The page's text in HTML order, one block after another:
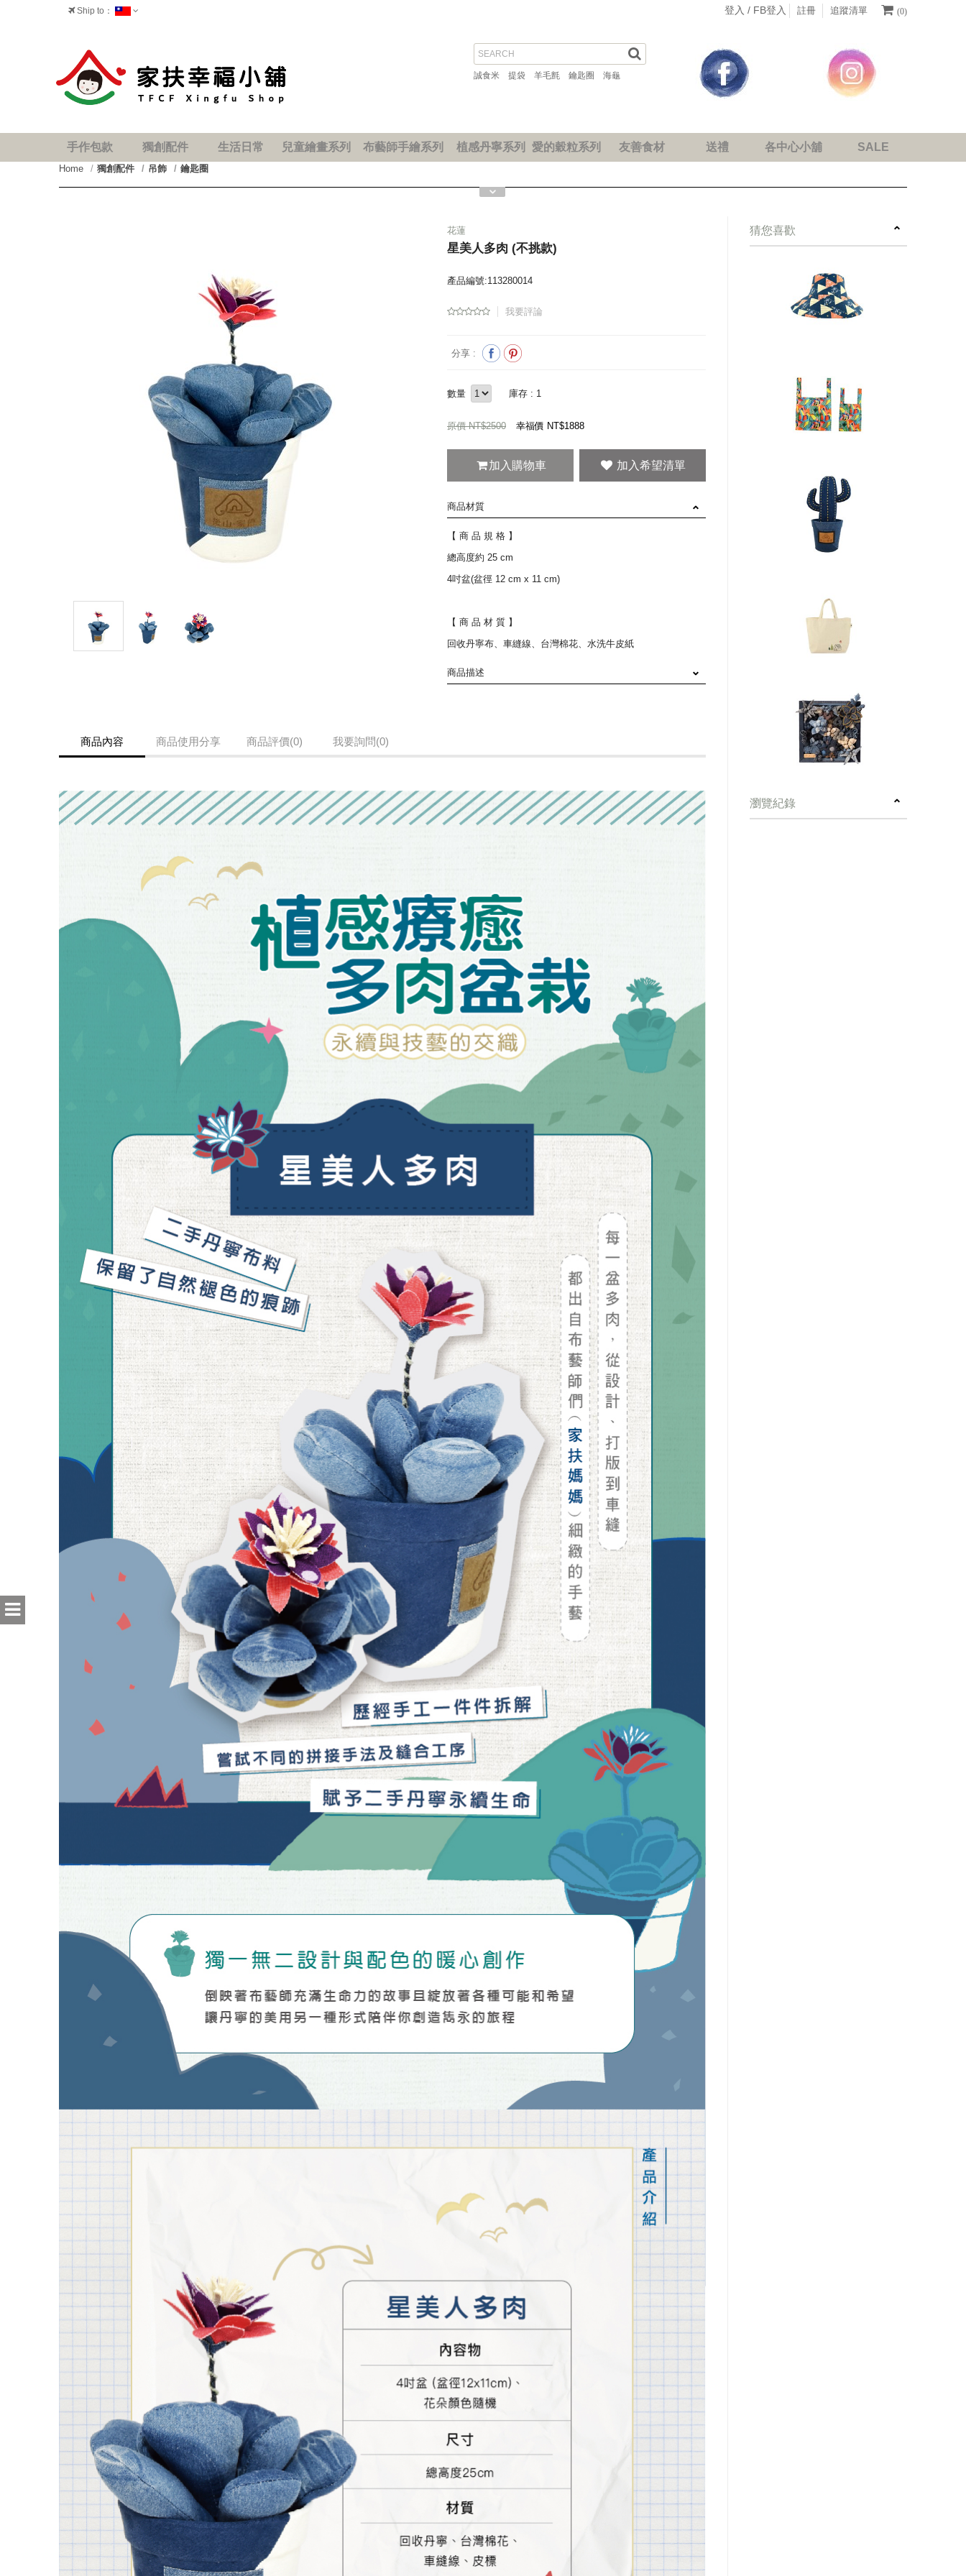
(0)
登入 / FB登入 註冊 追蹤清單
Ship to：
誠食米 提袋 羊毛氈 鑰匙圈 海龜
手作包款 獨創配件 生活日常 兒童繪畫系列 布藝師手繪系列 植感丹寧系列 愛的穀粒系列 友善食材 送禮 各中心小舖 SALE
Home 獨創配件 吊飾 鑰匙圈
prev
花蓮
星美人多肉 (不挑款)
產品編號:113280014
我要評論
分享 :
數量 庫存 : 1
原價 NT$2500 幸福價 NT$1888
加入購物車
商品材質
【 商 品 規 格 】
總高度約 25 cm
4吋盆(盆徑 12 cm x 11 cm)
【 商 品 材 質 】
回收丹寧布、車縫線、台灣棉花、水洗牛皮紙
商品描述
以二手丹寧布料為素材，保留了布料上自然褪色的痕跡
獨一無二設計與配色的暖心創作
倒映著布藝師充滿生命力的故事
且綻放著各種可能和希望，飽滿著溫暖感恩的心意
讓丹寧的美用另一種形式陪伴你創造雋永的旅程
在生活中能夠因為多肉而被療癒了幾分
同時感受著永續的美好，而這份暖意也將會長久延續 ･ᴥ･♡♡
※此商品為手工車縫，大小會略有差異喔。
※ 為回收布料，故每一盆布料刷色不同，一律以實品顏色為準
喔。
商品內容 商品使用分享 商品評價(0) 我要詢問(0)
猜您喜歡
瀏覽紀錄